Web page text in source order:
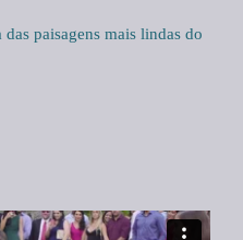
paisagens mais lindas do